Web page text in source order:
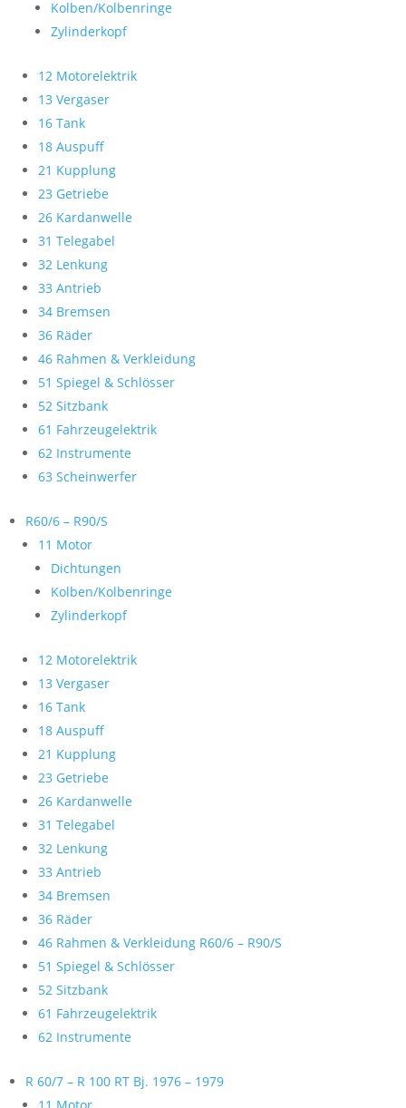
Kolben/Kolbenringe
Zylinderkopf
12 Motorelektrik
13 Vergaser
16 Tank
18 Auspuff
21 Kupplung
23 Getriebe
26 Kardanwelle
31 Telegabel
32 Lenkung
33 Antrieb
34 Bremsen
36 Räder
46 Rahmen & Verkleidung
51 Spiegel & Schlösser
52 Sitzbank
61 Fahrzeugelektrik
62 Instrumente
63 Scheinwerfer
R60/6 – R90/S
11 Motor
Dichtungen
Kolben/Kolbenringe
Zylinderkopf
12 Motorelektrik
13 Vergaser
16 Tank
18 Auspuff
21 Kupplung
23 Getriebe
26 Kardanwelle
31 Telegabel
32 Lenkung
33 Antrieb
34 Bremsen
36 Räder
46 Rahmen & Verkleidung R60/6 – R90/S
51 Spiegel & Schlösser
52 Sitzbank
61 Fahrzeugelektrik
62 Instrumente
R 60/7 – R 100 RT Bj. 1976 – 1979